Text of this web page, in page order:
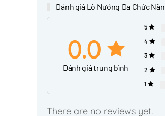
Đánh giá Lò Nướng Đa Chức
0.0
Đánh giá trung bình
5
4
3
2
1
There are no reviews yet.